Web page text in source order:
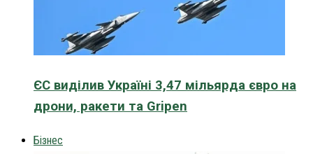
ЄС виділив Україні 3,47 мільярда євро на
дрони, ракети та Gripen
Бізнес